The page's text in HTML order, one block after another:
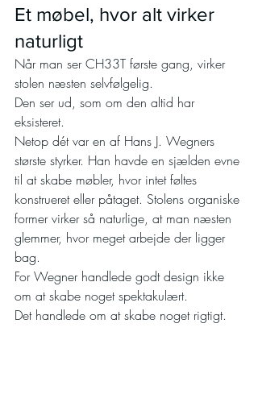
Et møbel, hvor alt virker
naturligt
Når man ser CH33T første gang, virker
stolen næsten selvfølgelig.
Den ser ud, som om den altid har
eksisteret.
Netop dét var en af Hans J. Wegners
største styrker. Han havde en sjælden evne
til at skabe møbler, hvor intet føltes
konstrueret eller påtaget. Stolens organiske
former virker så naturlige, at man næsten
glemmer, hvor meget arbejde der ligger
bag.
For Wegner handlede godt design ikke
om at skabe noget spektakulært.
Det handlede om at skabe noget rigtigt.